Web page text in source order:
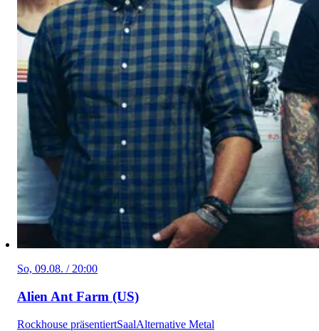
So, 09.08. / 20:00
Alien Ant Farm (US)
Rockhouse präsentiertSaalAlternative Metal